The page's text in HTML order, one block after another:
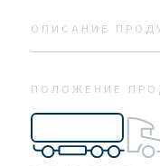
ОПИСАНИЕ
ПОЛОЖЕНИЕ